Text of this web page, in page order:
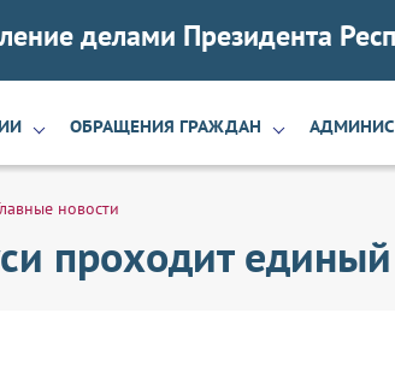
делами Президента
ОБРАЩЕНИЯ ГРАЖДАН
новости
проходит